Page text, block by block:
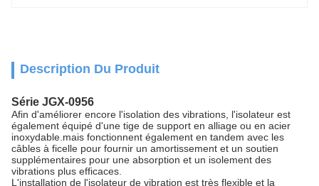
Description Du Produit
Série JGX-0956
Afin d'améliorer encore l'isolation des vibrations, l'isolateur est
également équipé d'une tige de support en alliage ou en acier
inoxydable.mais fonctionnent également en tandem avec les
câbles à ficelle pour fournir un amortissement et un soutien
supplémentaires pour une absorption et un isolement des
vibrations plus efficaces.
L'installation de l'isolateur de vibration est très flexible et la